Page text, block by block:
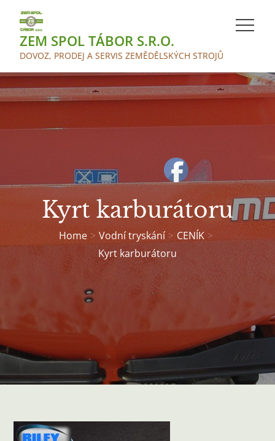
contentZEM SPOL TÁBOR S.R.O.
DOVOZ, PRODEJ A SERVIS ZEMĚDĚLSKÝCH STROJŮ
Kyrt karburátoru
Home Vodní tryskání
CENÍK
Kyrt karburátoru